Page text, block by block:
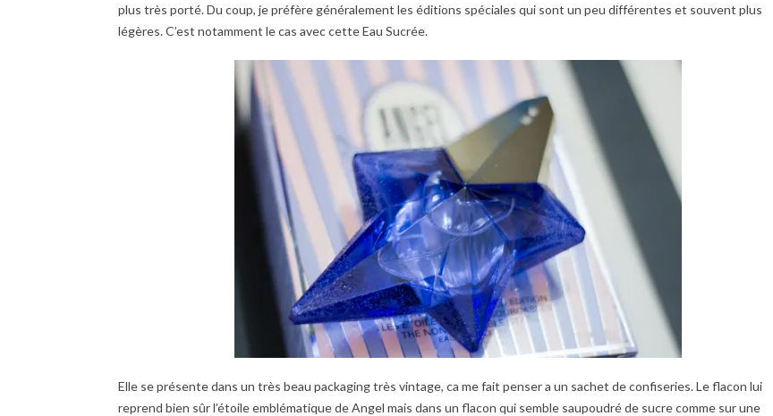
plus très porté. Du coup, je préfère généralement les éditions spéciales qui sont un peu différentes et souvent plus
légères. C’est notamment le cas avec cette Eau Sucrée.
Elle se présente dans un très beau packaging très vintage, ca me fait penser a un sachet de confiseries. Le flacon lui
reprend bien sûr l’étoile emblématique de Angel mais dans un flacon qui semble saupoudré de sucre comme sur une